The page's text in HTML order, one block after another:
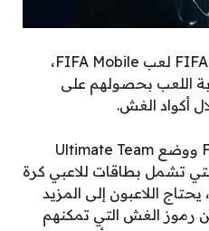
يفضل مجتمع محبّي ألعاب FIFA لعب FIFA Mobile،
اللعب بحصولهم على
أكواد الغش.
من خلال وجود FIFA Mobile ووضع Ultimate Team
تشمل بطاقات للاعبي كرة
اللاعبون إلى المزيد
رموز الغش التي تمكنهم